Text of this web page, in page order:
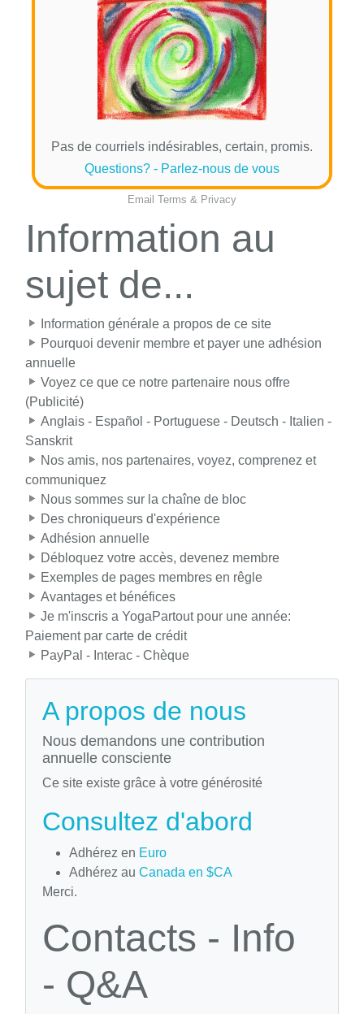
Pas de courriels indésirables, certain, promis.
Questions? - Parlez-nous de vous
Email Terms & Privacy
Information au
sujet de...
Information générale a propos de ce site
Pourquoi devenir membre et payer une adhésion
annuelle
Voyez ce que ce notre partenaire nous offre
(Publicité)
Anglais - Español - Portuguese - Deutsch - Italien -
Sanskrit
Nos amis, nos partenaires, voyez, comprenez et
communiquez
Nous sommes sur la chaîne de bloc
Des chroniqueurs d'expérience
Adhésion annuelle
Débloquez votre accès, devenez membre
Exemples de pages membres en rêgle
Avantages et bénéfices
Je m'inscris a YogaPartout pour une année:
Paiement par carte de crédit
PayPal - Interac - Chèque
A propos de nous
Nous demandons une contribution
annuelle consciente
Ce site existe grâce à votre générosité
Consultez d'abord
Adhérez en Euro
Adhérez au Canada en $CA
Merci.
Contacts - Info
- Q&A